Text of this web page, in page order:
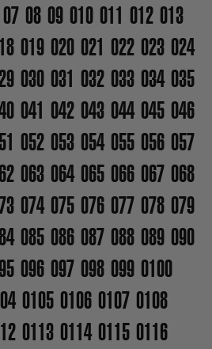
07 08 09 010 011 012 013
019 020 021 022 023 024
030 031 032 033 034 035
041 042 043 044 045 046
052 053 054 055 056 057
063 064 065 066 067 068
074 075 076 077 078 079
085 086 087 088 089 090
096 097 098 099 0100
0105 0106 0107 0108
0113 0114 0115 0116